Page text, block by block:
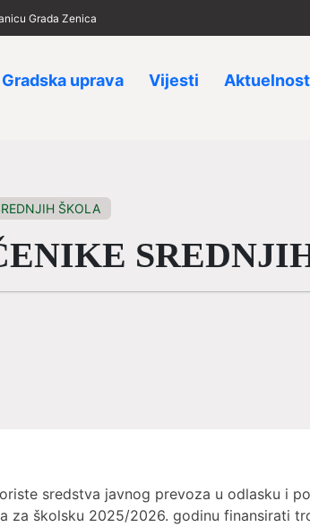
Grada Zenica
Gradska uprava Vijesti
ŠKOLA
sredstva javnog prevoza u odlasku i
za školsku 2025/2026. godinu finansirati